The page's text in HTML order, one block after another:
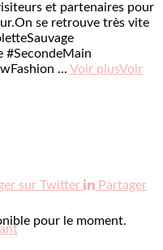
et partenaires pour
On se retrouve très vite
#SecondeMain
... Voir plusVoir
sur Twitter
Partager
pour le moment.